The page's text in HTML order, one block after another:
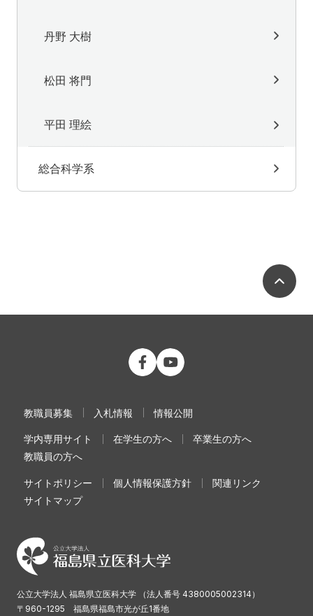
丹野 大樹
松田 将門
平田 理絵
総合科学系
公立大学法人 福島県立医科大学
教職員募集 入札情報 情報公開
学内専用サイト 在学生の方へ
卒業生の方へ
教職員の方へ
サイトポリシー 個人情報保護方針
関連リンク
サイトマップ
公立大学法人 福島県立医科大学 （法人番号 4380005002314）
〒960-1295 福島県福島市光が丘1番地